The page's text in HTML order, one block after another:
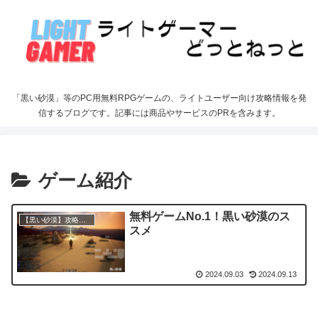
「黒い砂漠」等のPC用無料RPGゲームの、ライトユーザー向け攻略情報を発
信するブログです。記事には商品やサービスのPRを含みます。
ゲーム紹介
無料ゲームNo.1！黒い砂漠のス
スメ
2024.09.03 2024.09.13